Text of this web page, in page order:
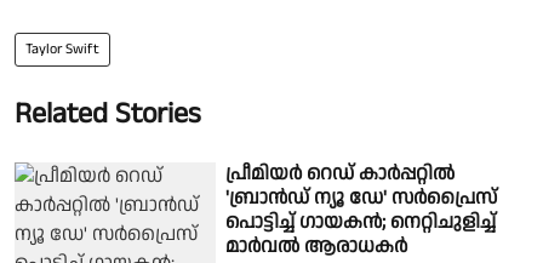
Taylor Swift
Related Stories
പ്രീമിയർ റെഡ് കാർപ്പറ്റിൽ
'ബ്രാൻഡ് ന്യൂ ഡേ' സർപ്രൈസ്
പൊട്ടിച്ച് ഗായകൻ; നെറ്റിചുളിച്ച്
മാർവൽ ആരാധകർ